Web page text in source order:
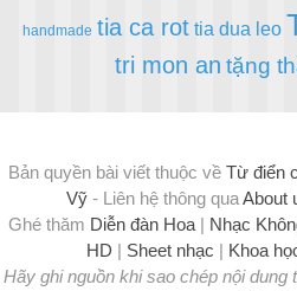
handmade tia ca rot tia dua leo
tri mon an tặng
Bản quyền bài viết thuộc về Từ điển
Vỹ - Liên hệ thông quaAbout
Ghé thăm Diễn đàn Hoa| Nhạc
HD | Sheet nhạc | Khoa
Hãy ghi nguồn khi sao chép nội